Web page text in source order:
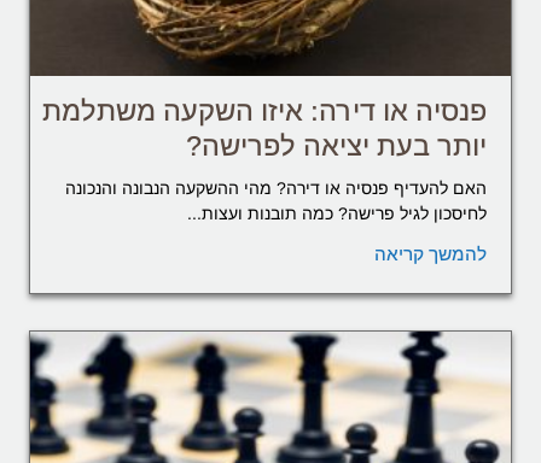
פנסיה או דירה: איזו השקעה משתלמת
יותר בעת יציאה לפרישה?
האם להעדיף פנסיה או דירה? מהי ההשקעה הנבונה והנכונה
לחיסכון לגיל פרישה? כמה תובנות ועצות...
להמשך קריאה